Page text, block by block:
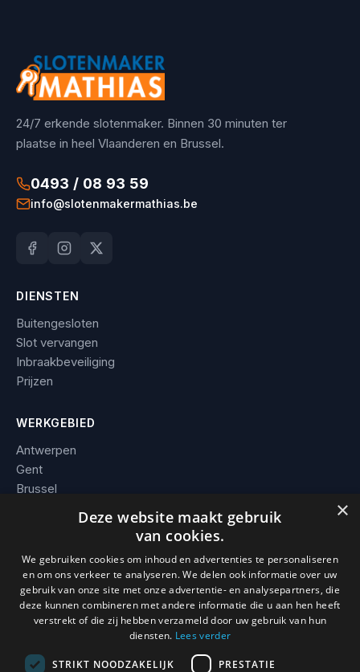
24/7 erkende slotenmaker. Binnen 30 minuten ter
plaatse in heel Vlaanderen en Brussel.
0493 / 08 93 59
info@slotenmakermathias.be
DIENSTEN
Buitengesloten
Slot vervangen
Inbraakbeveiliging
Prijzen
WERKGEBIED
Antwerpen
Gent
Brussel
Alle steden →
BEDRIJF
Contact
Werkgebied
×
Deze website maakt gebruik
van cookies.
We gebruiken cookies om inhoud en advertenties te personaliseren
en om ons verkeer te analyseren. We delen ook informatie over uw
gebruik van onze site met onze advertentie- en analysepartners, die
deze kunnen combineren met andere informatie die u aan hen heeft
verstrekt of die zij hebben verzameld door uw gebruik van hun
diensten. Lees verder
STRIKT NOODZAKELIJK PRESTATIE